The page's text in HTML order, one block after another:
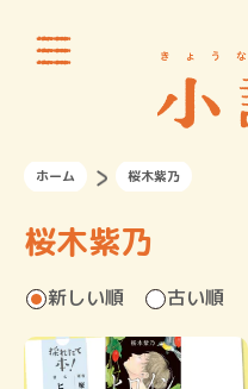
ホーム 桜木紫乃
桜木紫乃
新しい順 古い順